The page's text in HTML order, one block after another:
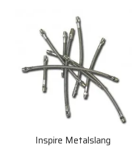
Inspire Metalslang